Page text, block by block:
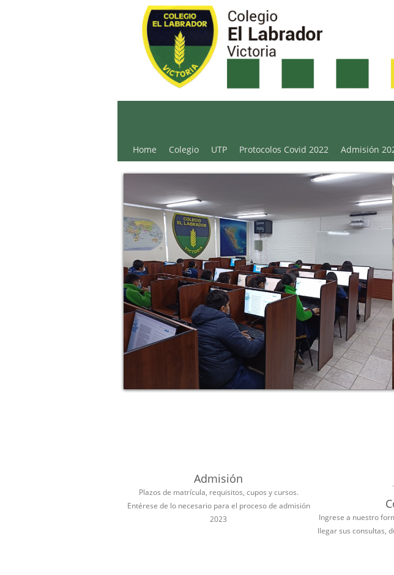
Colegio El Labrador - Victoria
Home Colegio UTP Protocolos Covid 2022 Admisión
Admisión
Plazos de matrícula, requisitos, cupos y cursos.
Entérese de lo necesario para el proceso de admisión
2023
Ingrese a nuestro
llegar sus consultas,